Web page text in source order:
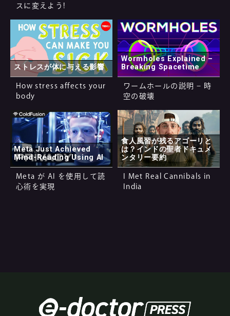
スに変えよう!
ストレスが体に与える影響
How stress affects your
body
Wormholes Explained –
Breaking Spacetime
ワームホールの説明 – 時
空の破壊
Meta Just Achieved
Mind-Reading Using AI
Meta が AI を使用して読
心術を実現
食人風習が残るアゴーリと
は？インドの聖者ドキュメ
ンタリー要約
I Met Real Cannibals in
India